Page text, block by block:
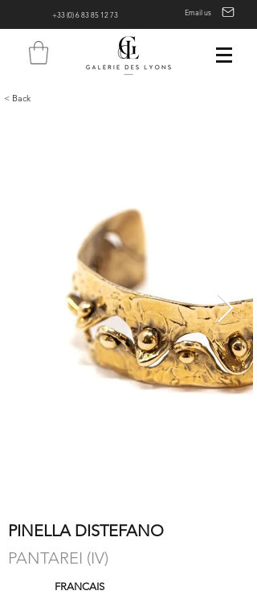
+33 (0) 6 83 85 12 73 Email us
< Back
PINELLA DISTEFANO
PANTAREI (IV)
FRANCAIS